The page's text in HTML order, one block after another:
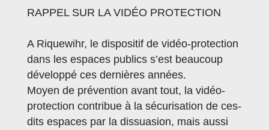
RAPPEL SUR LA VIDÉO PROTECTION
A Riquewihr, le dispositif de vidéo-protection
dans les espaces publics s’est beaucoup
développé ces dernières années.
Moyen de prévention avant tout, la vidéo-
protection contribue à la sécurisation de ces-
dits espaces par la dissuasion, mais aussi